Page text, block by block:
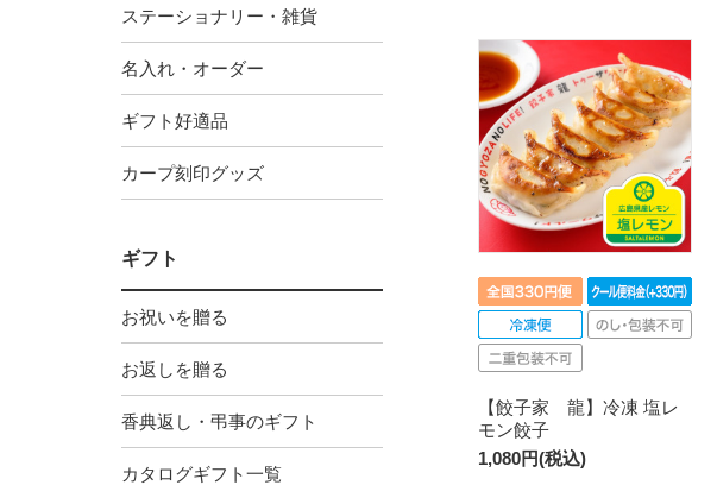
ステーショナリー・雑貨
名入れ・オーダー
ギフト好適品
カープ刻印グッズ
ギフト
お祝いを贈る
お返しを贈る
香典返し・弔事のギフト
カタログギフト一覧
【餃子家 龍】冷凍 塩レ
モン餃子
1,080円(税込)